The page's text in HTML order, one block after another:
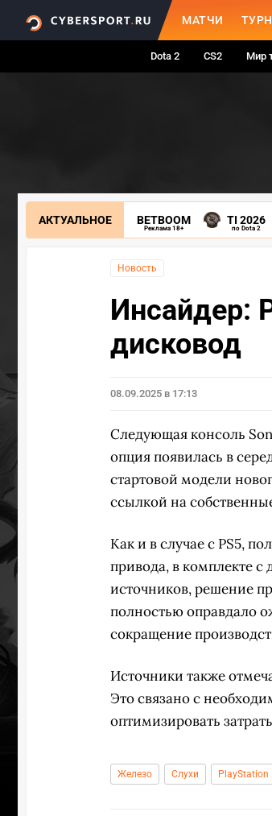
МАТЧИ
Dota 2 CS2 Мир
АКТУАЛЬНОЕ BETBOOM
Реклама 18+
TI 2026
по Dota 2
Новость
Инсайдер:
дисковод
08.09.2025 в 17:13
Следующая консоль
опция появилась в
стартовой модели
ссылкой на
Как и в случае с PS5,
привода, в комплекте
источников, решение
полностью оправдало
сокращение
Источники также
Это связано с
оптимизировать
Железо Слухи PlayStation